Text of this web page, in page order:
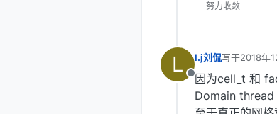
努力收敛
L
离线
l.j刘侃写于2018年
最后由 编辑
因为cell_t 和
Domain thread